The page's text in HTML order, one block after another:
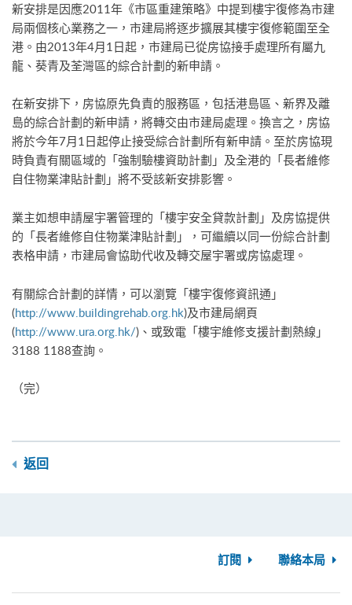
新安排是因應2011年《市區重建策略》中提到樓宇復修為市建
局兩個核心業務之一，市建局將逐步擴展其樓宇復修範圍至全
港。由2013年4月1日起，市建局已從房協接手處理所有屬九
龍、葵青及荃灣區的綜合計劃的新申請。
在新安排下，房協原先負責的服務區，包括港島區、新界及離
島的綜合計劃的新申請，將轉交由市建局處理。換言之，房協
將於今年7月1日起停止接受綜合計劃所有新申請。至於房協現
時負責有關區域的「強制驗樓資助計劃」及全港的「長者維修
自住物業津貼計劃」將不受該新安排影響。
業主如想申請屋宇署管理的「樓宇安全貸款計劃」及房協提供
的「長者維修自住物業津貼計劃」，可繼續以同一份綜合計劃
表格申請，市建局會協助代收及轉交屋宇署或房協處理。
有關綜合計劃的詳情，可以瀏覽「樓宇復修資訊通」
(http://www.buildingrehab.org.hk)及市建局網頁
(http://www.ura.org.hk/)、或致電「樓宇維修支援計劃熱線」
3188 1188查詢。
（完）
返回
訂閱 聯絡本局